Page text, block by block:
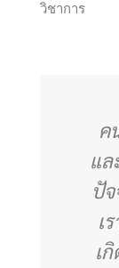
วิชาการ
ค
แล
ปั
เ
เ